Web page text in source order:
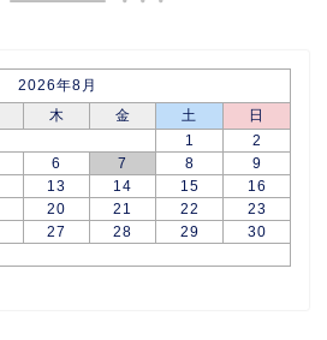
2026年8月
木 金 土
日
1
2
6 7 8
9
13 14 15
16
20 21 22
23
27 28 29
30